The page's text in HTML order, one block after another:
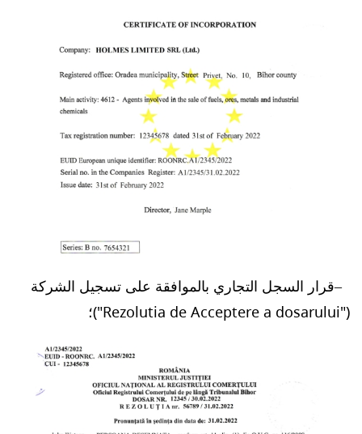
قرار السجل التجاري بالموافقة على تسجيل الشركة
("Rezolutia de Acceptere a dosarului")؛